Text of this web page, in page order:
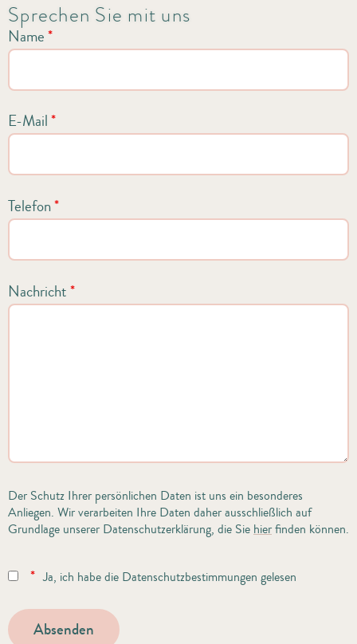
Sprechen Sie mit uns
Name*
E-Mail*
Telefon*
Nachricht*
Der Schutz Ihrer persönlichen Daten ist uns ein besonderes
Anliegen. Wir verarbeiten Ihre Daten daher ausschließlich auf
Grundlage unserer Datenschutzerklärung, die Sie hierfinden können.
* Ja, ich habe die Datenschutzbestimmungen gelesen